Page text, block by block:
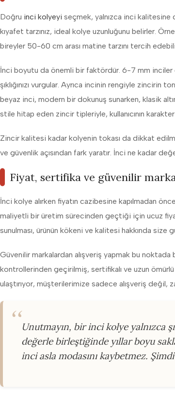
Doğru inci kolyeyi seçmek, yalnızca inci kalitesine
kıyafet tarzınız, ideal kolye uzunluğunu belirler.
bireyler 50-60 cm arası matine tarzını tercih
İnci boyutu da önemli bir faktördür. 6-7 mm inciler
şıklığınızı vurgular. Ayrıca incinin rengiyle zincirin
beyaz inci, modern bir dokunuş sunarken, klasik
stile hitap eden zincir tipleriyle, kullanıcının karakteri
Zincir kalitesi kadar kolyenin tokası da dikkat
ve güvenlik açısından fark yaratır. İnci ne kadar
Fiyat, sertifika ve güvenilir
İnci kolye alırken fiyatın cazibesine kapılmadan
maliyetli bir üretim sürecinden geçtiği için ucuz
sunulması, ürünün kökeni ve kalitesi hakkında size
Güvenilir markalardan alışveriş yapmak bu
kontrollerinden geçirilmiş, sertifikalı ve uzun ömürlü
ulaştırıyor, müşterilerimize sadece alışveriş değil,
Unutmayın, bir inci kolye yalnızca
değerle birleştiğinde yıllar boyu
inci asla modasını kaybetmez.